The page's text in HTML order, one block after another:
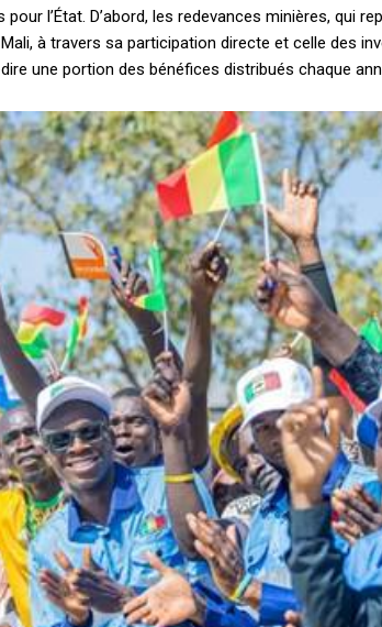
Plans
$22
Le
Tous
l’État. D’abord, les redevances minières, qui
à travers sa participation directe et celle des
une portion des bénéfices distribués chaque